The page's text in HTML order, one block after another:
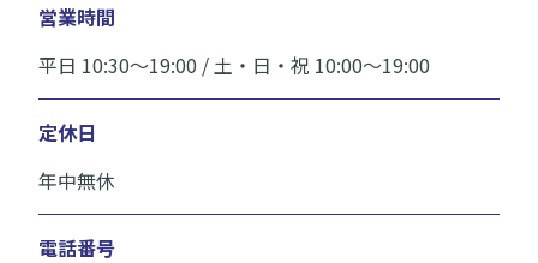
営業時間
平日 10:30〜19:00 / 土・日・祝 10:00〜19:00
定休日
年中無休
電話番号